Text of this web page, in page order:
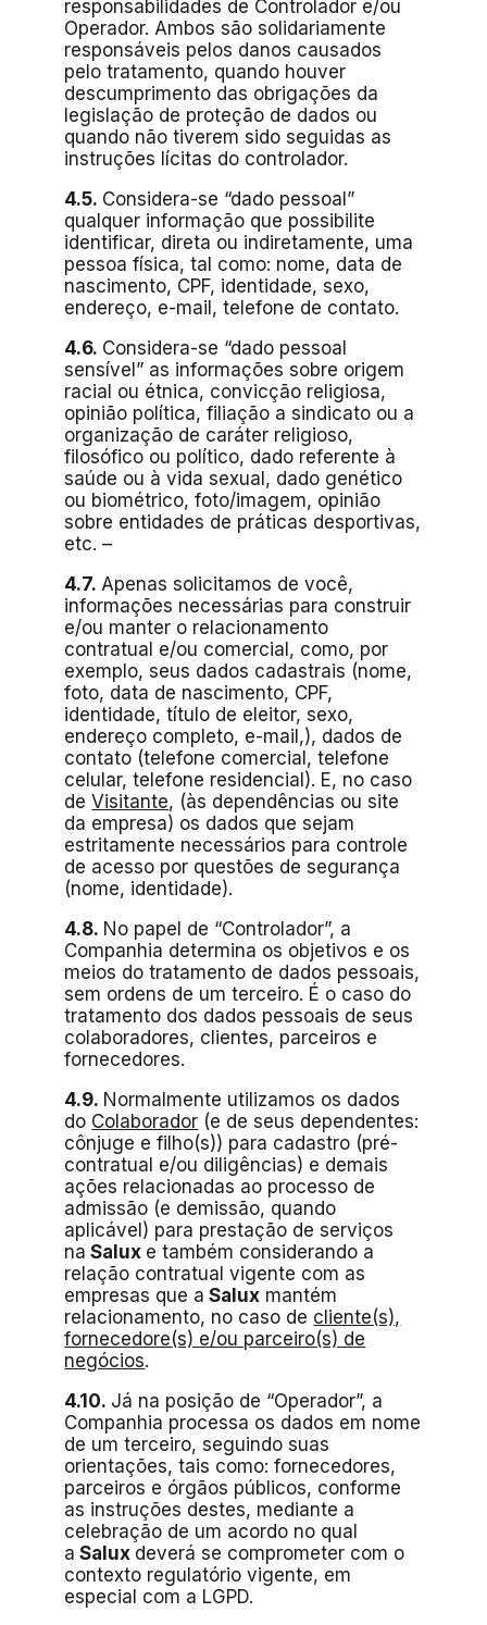
responsabilidades de Controlador e/ou
Operador. Ambos são solidariamente
responsáveis pelos danos causados
pelo tratamento, quando houver
descumprimento das obrigações da
legislação de proteção de dados ou
quando não tiverem sido seguidas as
instruções lícitas do controlador.
4.5. Considera-se “dado pessoal”
qualquer informação que possibilite
identificar, direta ou indiretamente, uma
pessoa física, tal como: nome, data de
nascimento, CPF, identidade, sexo,
endereço, e-mail, telefone de contato.
4.6. Considera-se “dado pessoal
sensível” as informações sobre origem
racial ou étnica, convicção religiosa,
opinião política, filiação a sindicato ou a
organização de caráter religioso,
filosófico ou político, dado referente à
saúde ou à vida sexual, dado genético
ou biométrico, foto/imagem, opinião
sobre entidades de práticas desportivas,
etc. –
4.7. Apenas solicitamos de você,
informações necessárias para construir
e/ou manter o relacionamento
contratual e/ou comercial, como, por
exemplo, seus dados cadastrais (nome,
foto, data de nascimento, CPF,
identidade, título de eleitor, sexo,
endereço completo, e-mail,), dados de
contato (telefone comercial, telefone
celular, telefone residencial). E, no caso
deVisitante, (às dependências ou site
da empresa) os dados que sejam
estritamente necessários para controle
de acesso por questões de segurança
(nome, identidade).
4.8. No papel de “Controlador”, a
Companhia determina os objetivos e os
meios do tratamento de dados pessoais,
sem ordens de um terceiro. É o caso do
tratamento dos dados pessoais de seus
colaboradores, clientes, parceiros e
fornecedores.
4.9. Normalmente utilizamos os dados
do Colaborador (e de seus dependentes:
cônjuge e filho(s)) para cadastro (pré-
contratual e/ou diligências) e demais
ações relacionadas ao processo de
admissão (e demissão, quando
aplicável) para prestação de serviços
na Salux e também considerando a
relação contratual vigente com as
empresas que a Salux mantém
relacionamento, no caso de cliente(s),
fornecedore(s) e/ou parceiro(s) de
negócios.
4.10. Já na posição de “Operador”, a
Companhia processa os dados em nome
de um terceiro, seguindo suas
orientações, tais como: fornecedores,
parceiros e órgãos públicos, conforme
as instruções destes, mediante a
celebração de um acordo no qual
a Salux deverá se comprometer com o
contexto regulatório vigente, em
especial com a LGPD.